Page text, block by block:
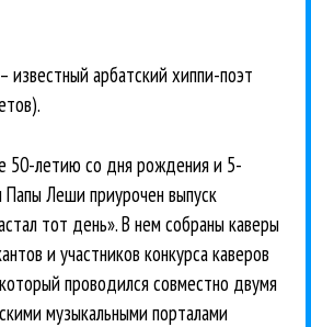
арбатский хиппи-поэт
50-летию со дня рождения и 5-
Леши приурочен выпуск
тот день». В нем собраны каверы
и участников конкурса каверов
проводился совместно двумя
музыкальными порталами